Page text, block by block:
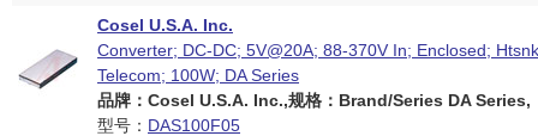
Cosel U.S.A. Inc.
Converter; DC-DC; 5V@20A; 88-370V In; Enclosed;
Telecom; 100W; DA Series
品牌：Cosel U.S.A. Inc.,规格：Brand/Series DA Series,
型号： DAS100F05